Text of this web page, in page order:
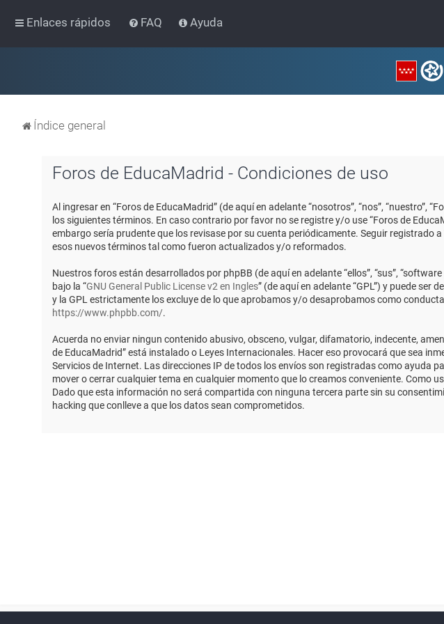
Enlaces rápidos FAQ Ayuda
Índice general
Foros de EducaMadrid - Condiciones de uso
Al ingresar en “Foros de EducaMadrid” (de aquí en adelante “nosotros”, “nos”,
los siguientes términos. En caso contrario por favor no se registre y/o use “Foros de
embargo sería prudente que los revisase por su cuenta periódicamente. Seguir registrado
esos nuevos términos tal como fueron actualizados y/o reformados.
Nuestros foros están desarrollados por phpBB (de aquí en adelante “ellos”, “sus”,
bajo la “GNU General Public License v2 en Ingles” (de aquí en adelante “GPL”) y puede ser
y la GPL estrictamente los excluye de lo que aprobamos y/o desaprobamos como
https://www.phpbb.com/.
Acuerda no enviar ningun contenido abusivo, obsceno, vulgar, difamatorio, indecente,
de EducaMadrid” está instalado o Leyes Internacionales. Hacer eso provocará que sea
Servicios de Internet. Las direcciones IP de todos los envíos son registradas como ayuda
mover o cerrar cualquier tema en cualquier momento que lo creamos conveniente. Como
Dado que esta información no será compartida con ninguna tercera parte sin su
hacking que conlleve a que los datos sean comprometidos.